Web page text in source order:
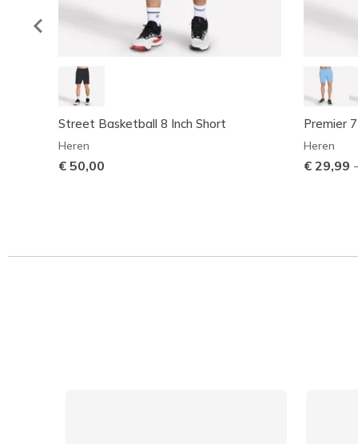
Street Basketball 8 Inch Short
Heren
€ 50,00
Premier
Heren
€ 29,99